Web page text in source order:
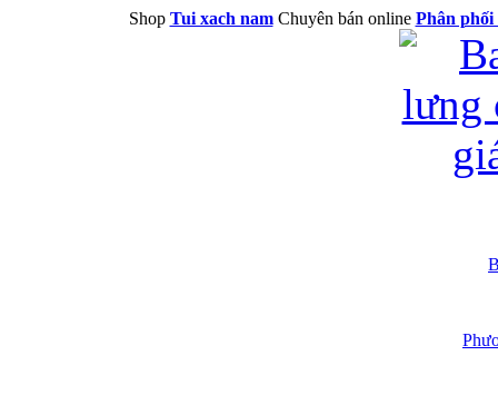
Shop Tui xach namChuyên bán online Phân phối